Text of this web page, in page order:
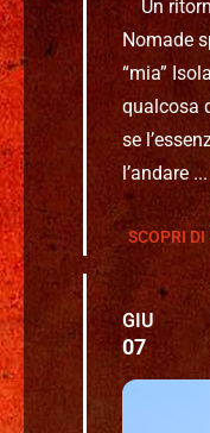
Un
Nomade
“mia”
qualcosa
se
l’andare ...
SCOPRI DI
GIU
07